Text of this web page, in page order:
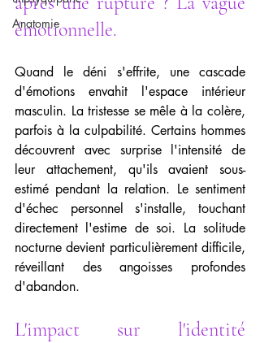
Anatomie
émotionnelle.
Quand le déni s'effrite, une cascade
d'émotions envahit l'espace intérieur
masculin. La tristesse se mêle à la colère,
parfois à la culpabilité. Certains hommes
découvrent avec surprise l'intensité de
leur attachement, qu'ils avaient sous-
estimé pendant la relation. Le sentiment
d'échec personnel s'installe, touchant
directement l'estime de soi. La solitude
nocturne devient particulièrement difficile,
réveillant des angoisses profondes
d'abandon.
L'impact sur l'identité